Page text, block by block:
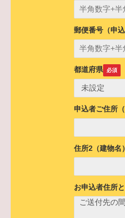
郵便番号（申込
都道府県
申込者ご住所
住所2（建物名）
お申込者住所